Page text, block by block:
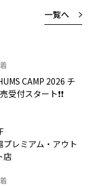
一覧へ
CAMP 2026 チ
受付スタート❗❗
プレミアム・アウト
店